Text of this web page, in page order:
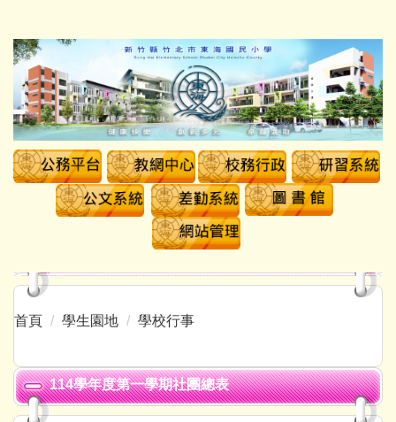
主
容
區
首頁 學生園地 學校行事
114學年度第一學期社團總表